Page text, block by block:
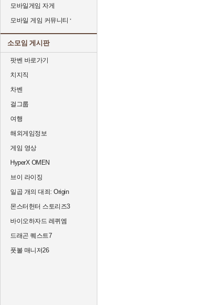
모바일게임 자게
모바일 게임 커뮤니티
소모임 게시판
팟벤 바로가기
치지직
차벤
걸그룹
여행
해외게임정보
게임 영상
HyperX OMEN
브이 라이징
일곱 개의 대죄: Origin
몬스터헌터 스토리즈3
바이오하자드 레퀴엠
드래곤 퀘스트7
풋볼 매니저26